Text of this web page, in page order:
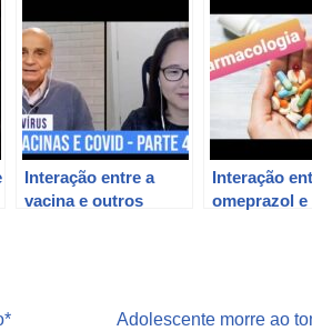
Interação entre a
vacina e outros
Interação
omeprazol e
Adolescente morre ao